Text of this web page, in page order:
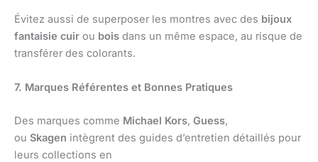
Évitez aussi de superposer les montres avec des bijoux
fantaisie cuir ou bois dans un même espace, au risque de
transférer des colorants.
7. Marques Référentes et Bonnes Pratiques
Des marques comme Michael Kors, Guess,
ou Skagen intègrent des guides d’entretien détaillés pour
leurs collections en